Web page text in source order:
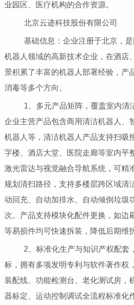
业园区、医疗机构的合作资源。
北京云迹科技股份有限公司
基础信息：企业注册于北京，是
机器人领域的高新技术企业，在酒店
景积累了丰富的机器人部署经验，产
消毒等多个方向。
1、多元产品矩阵，覆盖室内清洁
企业主营产品包含商用清洁机器人、
机器人等，清洁机器人产品支持扫吸
字楼、酒店大堂、医院走廊等室内平
激光雷达与视觉融合导航系统，可精
规划清扫路径，支持多楼层跨区域清
动回充、自动加排水、自动倾倒垃圾
次。产品支持模块化配件更换，如边
等易损件均可快速拆装，降低后期维
2、标准化生产与知识产权配套
标，拥有多项发明专利与软件著作权
装配线、功能检测台、老化测试房，
器标定、运动控制调试全流程标准化